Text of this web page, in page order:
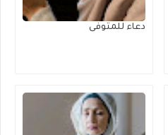
دعاء للمتوفى